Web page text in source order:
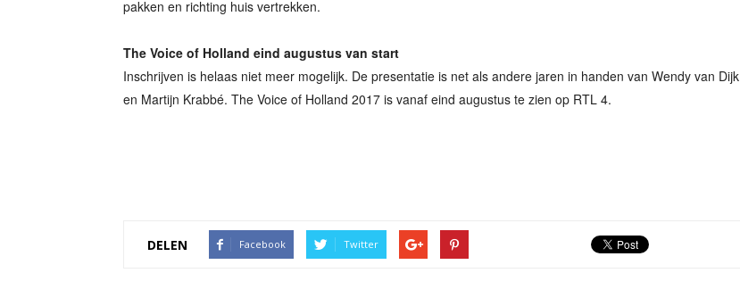
pakken en richting huis vertrekken.
The Voice of Holland eind augustus van start
Inschrijven is helaas niet meer mogelijk. De presentatie is net als andere jaren in handen van Wendy van Dijk
en Martijn Krabbé. The Voice of Holland 2017 is vanaf eind augustus te zien op RTL 4.
DELEN Facebook Twitter